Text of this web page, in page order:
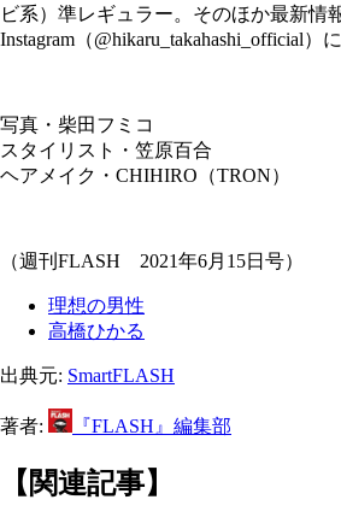
ビ系）準レギュラー。そのほか最新情
Instagram（@hikaru_takahashi_official）
写真・柴田フミコ
スタイリスト・笠原百合
ヘアメイク・CHIHIRO（TRON）
（週刊FLASH 2021年6月15日号）
理想の男性
高橋ひかる
出典元: SmartFLASH
著者: 『FLASH』編集部
【関連記事】